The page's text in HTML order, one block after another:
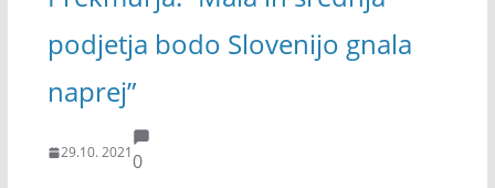
podjetja bodo Slovenijo gnala
naprej”
29.10. 20210